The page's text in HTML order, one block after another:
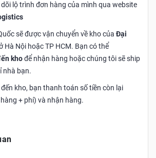
lộ trình đơn hàng của mình qua website
sẽ được vận chuyển về kho củaĐại
Hà Nội hoặc TP HCM. Bạn có thể
khođể nhận hàng hoặc chúng tôi sẽ ship
nhà bạn.
kho, bạn thanh toán số tiền còn lại
+ phí) và nhận hàng.